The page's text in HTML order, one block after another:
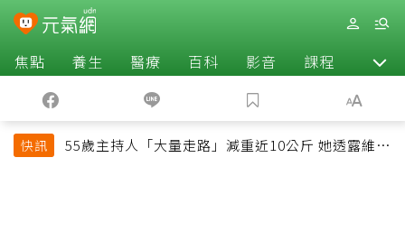
焦點 養生 醫療 百科 影音 課程 退休
快訊
55歲主持人「大量走路」減重近10公斤 她透露維持